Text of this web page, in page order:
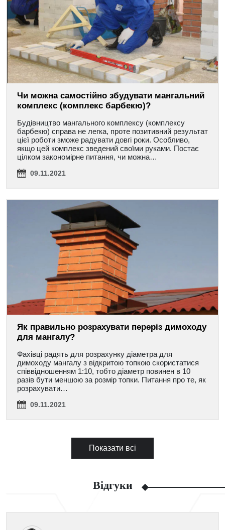
Чи можна самостійно збудувати мангальний
комплекс (комплекс барбекю)?
Будівництво мангального комплексу (комплексу
барбекю) справа не легка, проте позитивний результат
цієї роботи зможе радувати довгі роки. Особливо,
якщо цей комплекс зведений своїми руками. Постає
цілком закономірне питання, чи можна…
09.11.2021
Як правильно розрахувати переріз димоходу
для мангалу?
Фахівці радять для розрахунку діаметра для
димоходу мангалу з відкритою топкою скористатися
співвідношенням 1:10, тобто діаметр повинен в 10
разів бути меншою за розмір топки. Питання про те, як
розрахувати…
09.11.2021
Показати всі
Відгуки